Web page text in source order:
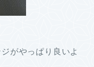
がやっぱり良いよ